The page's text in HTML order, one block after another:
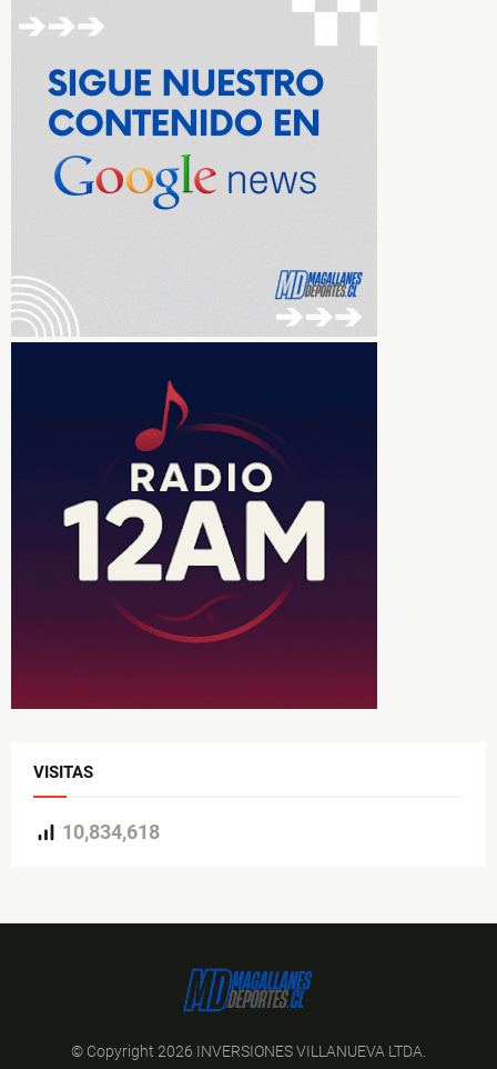
VISITAS
10,834,618
© Copyright 2026 INVERSIONES VILLANUEVA LTDA.